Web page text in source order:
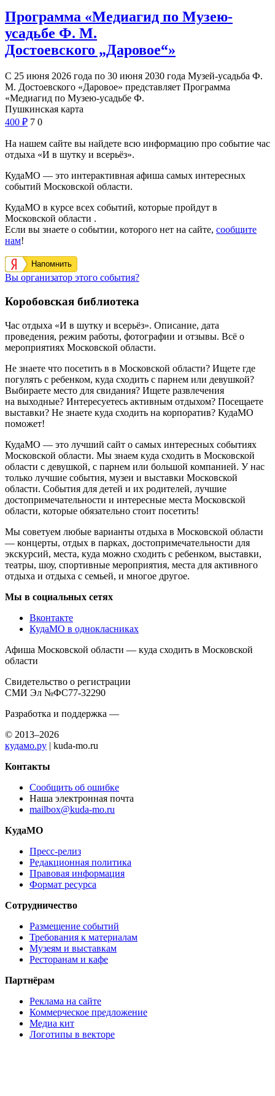
Программа «Медиагид по Музею-
усадьбе Ф. М.
Достоевского „Даровое“»
С 25 июня 2026 года по 30 июня 2030 года Музей-усадьба Ф.
М. Достоевского «Даровое» представляет Программа
«Медиагид по Музею-усадьбе Ф.
Пушкинская карта
400 ₽ 7 0
На нашем сайте вы найдете всю информацию про событие час
отдыха «И в шутку и всерьёз».
КудаМО — это интерактивная афиша самых интересных
событий Московской области.
КудаМО в курсе всех событий, которые пройдут в
Московской области .
Если вы знаете о событии, которого нет на сайте, сообщите
нам!
Напомнить
Вы организатор этого события?
Коробовская библиотека
Час отдыха «И в шутку и всерьёз». Описание, дата
проведения, режим работы, фотографии и отзывы. Всё о
мероприятиях Московской области.
Не знаете что посетить в в Московской области? Ищете где
погулять с ребенком, куда сходить с парнем или девушкой?
Выбираете место для свидания? Ищете развлечения
на выходные? Интересуетесь активным отдыхом? Посещаете
выставки? Не знаете куда сходить на корпоратив? КудаМО
поможет!
КудаМО — это лучший сайт о самых интересных событиях
Московской области. Мы знаем куда сходить в Московской
области с девушкой, с парнем или большой компанией. У нас
только лучшие события, музеи и выставки Московской
области. События для детей и их родителей, лучшие
достопримечательности и интересные места Московской
области, которые обязательно стоит посетить!
Мы советуем любые варианты отдыха в Московской области
— концерты, отдых в парках, достопримечательности для
экскурсий, места, куда можно сходить с ребенком, выставки,
театры, шоу, спортивные мероприятия, места для активного
отдыха и отдыха с семьей, и многое другое.
Мы в социальных сетях
Вконтакте
КудаМО в однокласниках
Афиша Московской области — куда сходить в Московской
области
Свидетельство о регистрации
СМИ Эл №ФС77-32290
Разработка и поддержка —
© 2013–2026
кудамо.ру | kuda-mo.ru
Контакты
Сообщить об ошибке
Наша электронная почта
mailbox@kuda-mo.ru
КудаМО
Пресс-релиз
Редакционная политика
Правовая информация
Формат ресурса
Сотрудничество
Размещение событий
Требования к материалам
Музеям и выставкам
Ресторанам и кафе
Партнёрам
Реклама на сайте
Коммерческое предложение
Медиа кит
Логотипы в векторе